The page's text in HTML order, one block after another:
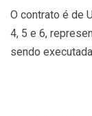
O contrato é de
4, 5 e 6,
sendo